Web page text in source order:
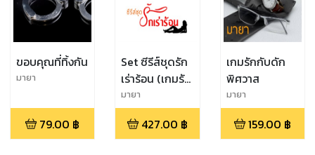
ขอบคุณที่ทิ้งกัน
มายา
79.00 ฿
Set ซีรีส์ชุดรัก
เร่าร้อน (เกมรัก
บรรณาการ
ร้อน+เกมรักกับ
ดักพิศวาส+โซ่
มายา
427.00 ฿
เกมรักกับดัก
พิศวาส
มายา
159.00 ฿